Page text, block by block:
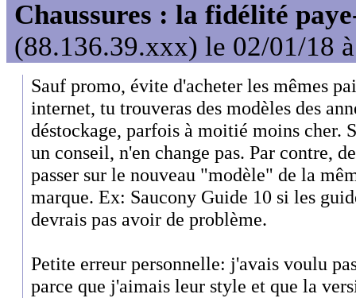
Chaussures : la fidélité
(88.136.39.xxx) le 02/01/18
Sauf promo, évite d'acheter les mêmes
internet, tu trouveras des modèles des
déstockage, parfois à moitié moins cher.
un conseil, n'en change pas. Par contre,
passer sur le nouveau "modèle" de la
marque. Ex: Saucony Guide 10 si les
devrais pas avoir de problème.
Petite erreur personnelle: j'avais voulu
parce que j'aimais leur style et que la